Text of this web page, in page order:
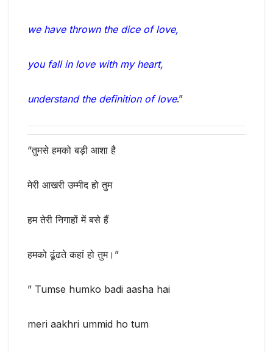
we have thrown the dice of love,
you fall in love with my heart,
understand the definition of love.”
“तुमसे हमको बड़ी आशा है
मेरी आखरी उम्मीद हो तुम
हम तेरी निगाहों में बसे हैं
हमको ढूंढते कहां हो तुम।”
” Tumse humko badi aasha hai
meri aakhri ummid ho tum